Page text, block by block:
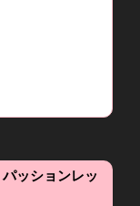
パッションレッ